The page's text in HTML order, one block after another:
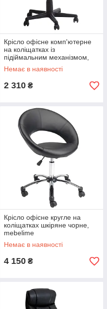
Крісло офісне комп'ютерне
на коліщатках із
підіймальним механізмом,
mebelime
Немає в наявності
2 310 ₴
Крісло офісне кругле на
коліщатках шкіряне чорне,
mebelime
Немає в наявності
4 150 ₴